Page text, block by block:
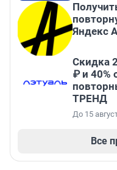
Яндекс
Скидка
₽ и 40%
ТРЕНД
До 15
Все